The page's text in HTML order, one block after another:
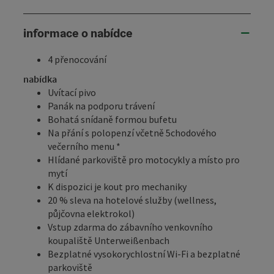
informace o nabídce
4 přenocování
nabídka
Uvítací pivo
Panák na podporu trávení
Bohatá snídaně formou bufetu
Na přání s polopenzí včetně 5chodového
večerního menu *
Hlídané parkoviště pro motocykly a místo pro
mytí
K dispozici je kout pro mechaniky
20 % sleva na hotelové služby (wellness,
půjčovna elektrokol)
Vstup zdarma do zábavního venkovního
koupaliště Unterweißenbach
Bezplatné vysokorychlostní Wi-Fi a bezplatné
parkoviště